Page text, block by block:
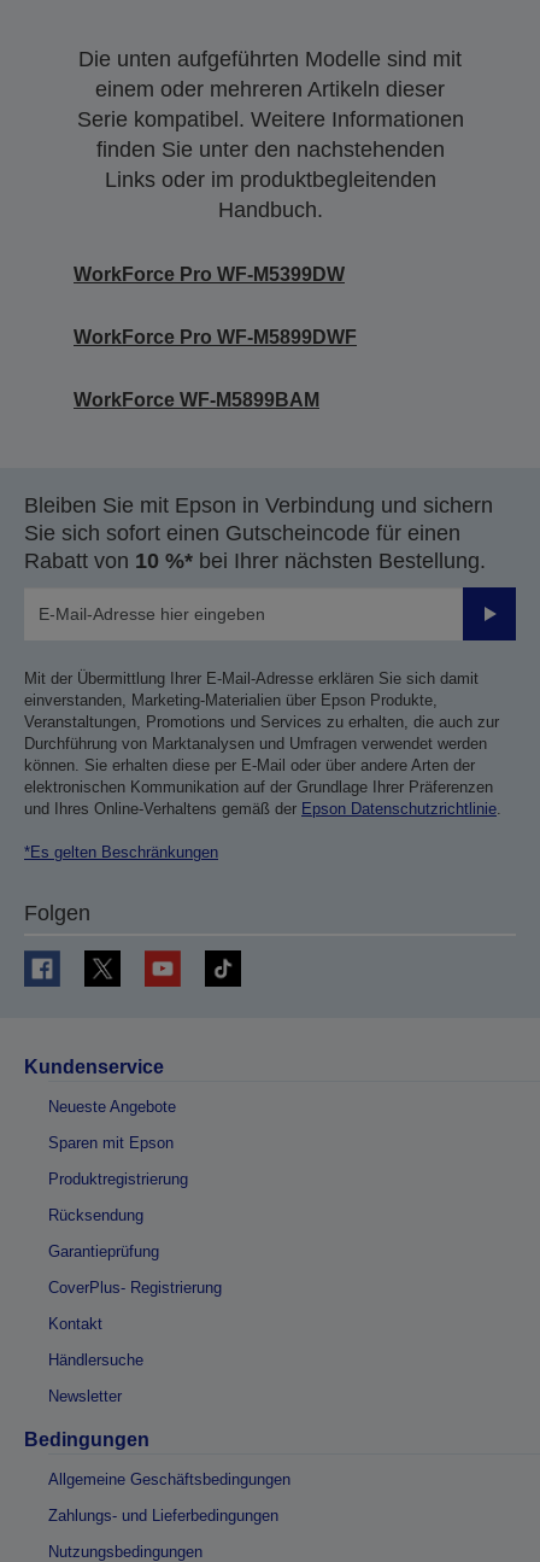
Die unten aufgeführten Modelle sind mit
einem oder mehreren Artikeln dieser
Serie kompatibel. Weitere Informationen
finden Sie unter den nachstehenden
Links oder im produktbegleitenden
Handbuch.
WorkForce Pro WF-M5399DW
WorkForce Pro WF-M5899DWF
WorkForce WF-M5899BAM
Bleiben Sie mit Epson in Verbindung und sichern
Sie sich sofort einen Gutscheincode für einen
Rabatt von 10 %* bei Ihrer nächsten Bestellung.
Mit der Übermittlung Ihrer E-Mail-Adresse erklären Sie sich damit
einverstanden, Marketing-Materialien über Epson Produkte,
Veranstaltungen, Promotions und Services zu erhalten, die auch zur
Durchführung von Marktanalysen und Umfragen verwendet werden
können. Sie erhalten diese per E-Mail oder über andere Arten der
elektronischen Kommunikation auf der Grundlage Ihrer Präferenzen
und Ihres Online-Verhaltens gemäß der Epson Datenschutzrichtlinie
*Es gelten Beschränkungen
Folgen
Kundenservice
Neueste Angebote
Sparen mit Epson
Produktregistrierung
Rücksendung
Garantieprüfung
CoverPlus- Registrierung
Kontakt
Händlersuche
Newsletter
Bedingungen
Allgemeine Geschäftsbedingungen
Zahlungs- und Lieferbedingungen
Nutzungsbedingungen